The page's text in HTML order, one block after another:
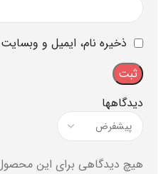
دیدگاهها
هیچ دیدگاهی برای این
ذخیره نام، ایمیل و